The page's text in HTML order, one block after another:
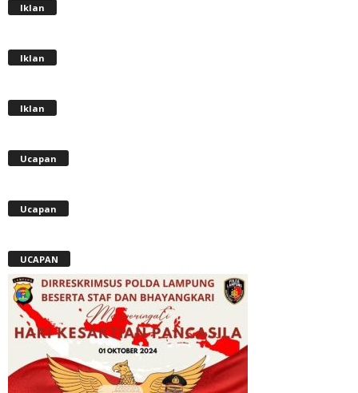
Iklan
Iklan
Iklan
Ucapan
Ucapan
UCAPAN